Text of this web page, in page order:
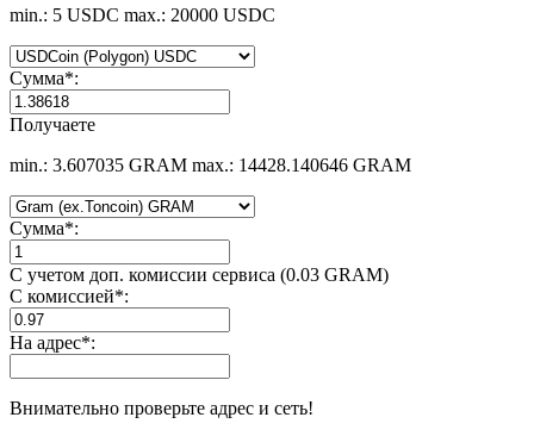
min.: 5 USDC max.: 20000 USDC
Сумма*:
Получаете
min.: 3.607035 GRAM max.: 14428.140646 GRAM
Сумма*:
С учетом доп. комиссии сервиса (0.03 GRAM)
С комиссией*:
На адрес*:
Внимательно проверьте адрес и сеть!